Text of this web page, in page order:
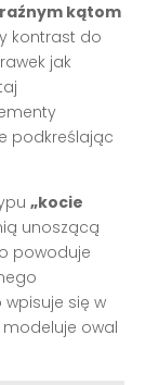
kątom
kontrast do
jak
podkreślając
„kocie
unoszącą
powoduje
wpisuje się w
owal